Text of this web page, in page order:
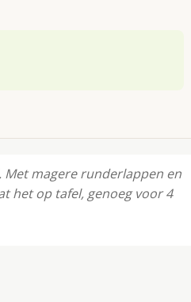
Met magere runderlappen en
het op tafel, genoeg voor 4